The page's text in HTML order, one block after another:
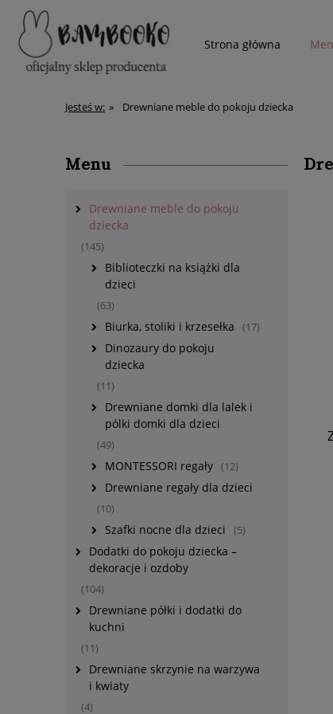
Strona główna
Jesteś w: » Drewniane meble do pokoju dziecka
Menu
Drewniane meble do pokoju
dziecka
(145)
Biblioteczki na książki dla
dzieci
(63)
Biurka, stoliki i krzesełka (17)
Dinozaury do pokoju
dziecka
(11)
Drewniane domki dla lalek i
pólki domki dla dzieci
(49)
MONTESSORI regały (12)
Drewniane regały dla dzieci
(10)
Szafki nocne dla dzieci (5)
Dodatki do pokoju dziecka –
dekoracje i ozdoby
(104)
Drewniane półki i dodatki do
kuchni
(11)
Drewniane skrzynie na warzywa
i kwiaty
(4)